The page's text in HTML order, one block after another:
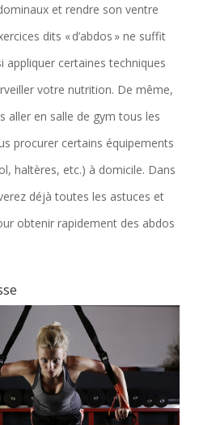
et rendre son ventre
dits « d’abdos » ne suffit
appliquer certaines techniques
votre nutrition. De même,
aller en salle de gym tous les
procurer certains équipements
haltères, etc.) à domicile. Dans
déjà toutes les astuces et
obtenir rapidement des abdos